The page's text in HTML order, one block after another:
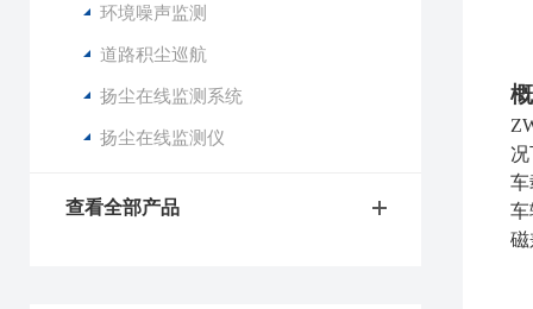
环境噪声监测
道路积尘巡航
扬尘在线监测系统
扬尘在线监测仪
查看全部产品
况
车
车
磁